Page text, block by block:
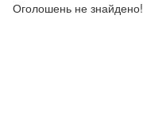
Оголошень не знайдено!